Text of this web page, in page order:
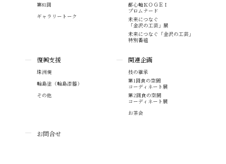
第81回
ギャラリートーク
都心軸ＫＯＧＥＩ
プロムナード
未来につなぐ
「金沢の工芸」展
未来につなぐ「金沢の工芸」
特別番組
復興支援
珠洲焼
輪島塗（輪島漆器）
その他
関連企画
技の継承
第1回食の空間
コーディネート展
第2回食の空間
コーディネート展
お茶会
お問合せ